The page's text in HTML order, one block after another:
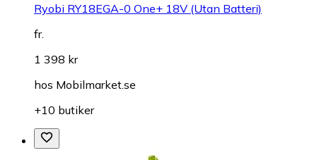
Ryobi RY18EGA-0 One+ 18V (Utan Batteri)
fr.
1 398 kr
hos Mobilmarket.se
+10 butiker